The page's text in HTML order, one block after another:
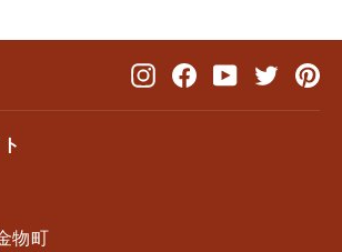
InstagramFacebookYouTubeTwitter
物町